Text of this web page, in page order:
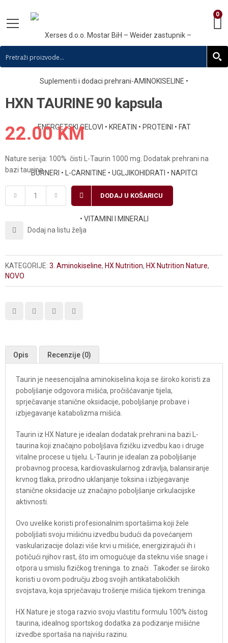
0
HXN TAURINE 90 kapsula
22.00KM
Nature serija: 100% čisti L-Taurin 1000 mg. Dodatak prehrani na
bazi taurina.
DODAJ U KOŠARICU
Dodaj na listu želja
KATEGORIJE: 3. Aminokiseline, HX Nutrition, HX Nutrition Nature,
NOVO
Opis Recenzije (0)
Taurin je neesencijalna aminokiselina koja se široko koristi za
poboljšanje odgovora mišića, pročišćavanje tijela,
sprječavanje stanične oksidacije, poboljšanje probave i
izbjegavanje katabolizma mišića.
Taurin iz HX Nature je idealan dodatak prehrani na bazi L-
taurina koji značajno poboljšava fizičku izvedbu kao i druge
vitalne procese u tijelu. L-Taurin je idealan za poboljšanje
probavnog procesa, kardiovaskularnog zdravlja, balansiranje
krvnog tlaka, prirodno uklanjanje toksina i izbjegavanje
stanične oksidacije uz značajno poboljšanje cirkulacijske
aktivnosti.
Ovo uvelike koristi profesionalnim sportašima koji žele
poboljšati svoju mišićnu izvedbu budući da povećanjem
vaskularizacije dolazi više krvi u mišiće, energizirajući ih i
potičući njihov rast, što im omogućuje da steknu više snage i
otpora u smislu fizičkog treninga. to znači . Također se široko
koristi u ovom području zbog svojih antikataboličkih
svojstava, koja sprječavaju trošenje mišića tijekom treninga.
HX Nature je stoga razvio svoju vlastitu formulu 100% čistog
taurina, idealnog sportskog dodatka za podizanje mišićne
izvedbe sportaša na najvišu razinu.